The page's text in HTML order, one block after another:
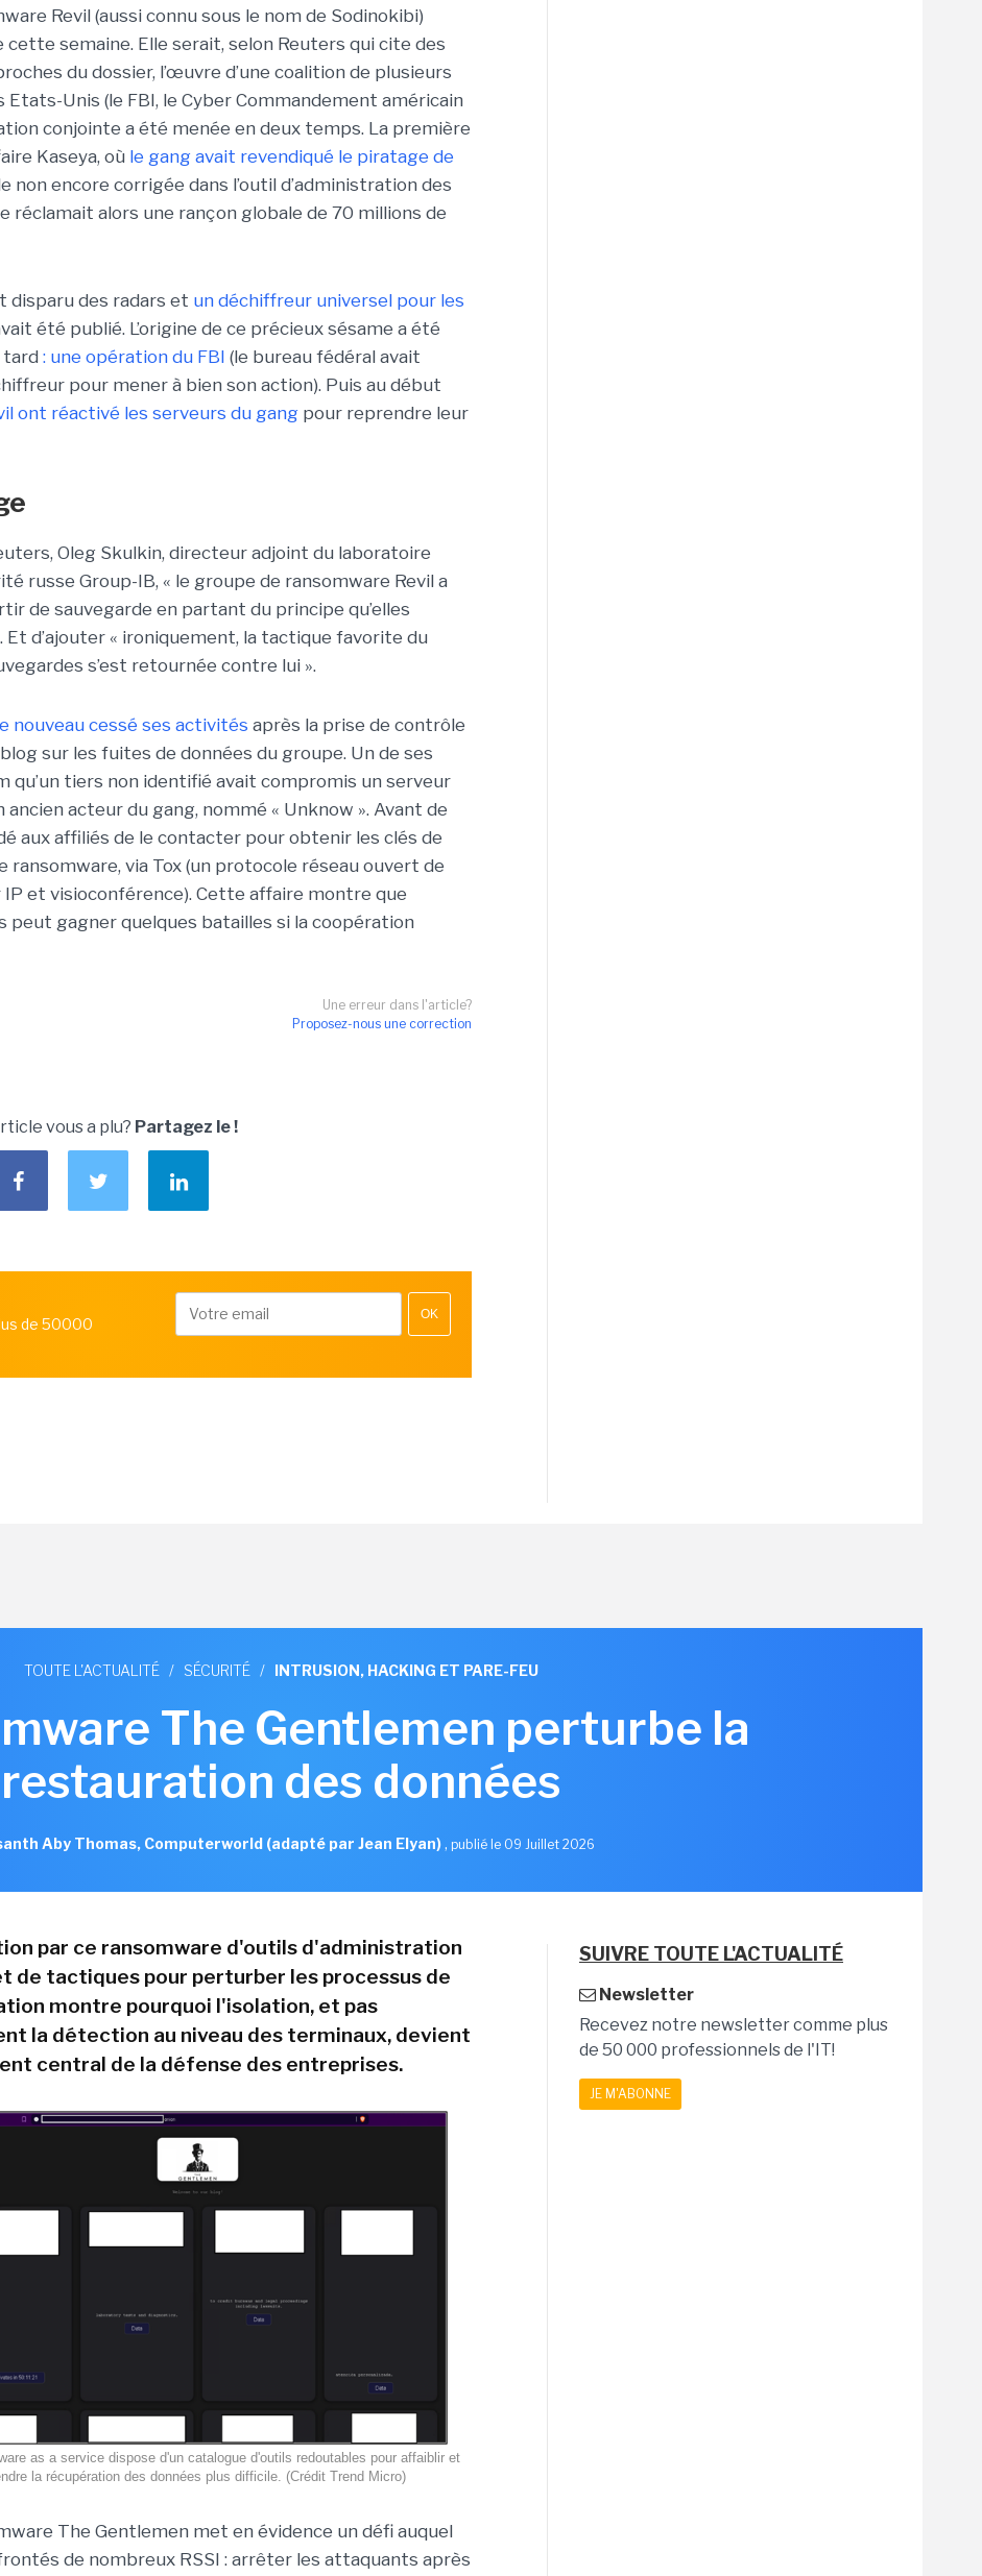
Revil (aussi connu sous le nom de Sodinokibi)
cette semaine. Elle serait, selon Reuters qui cite des
du dossier, l’œuvre d’une coalition de plusieurs
Unis (le FBI, le Cyber Commandement américain
conjointe a été menée en deux temps. La première
Kaseya, où le gang avait revendiqué le piratage de
non encore corrigée dans l’outil d’administration des
réclamait alors une rançon globale de 70 millions de
disparu des radars et un déchiffreur universel pour les
été publié. L’origine de ce précieux sésame a été
tard : une opération du FBI (le bureau fédéral avait
pour mener à bien son action). Puis au début
ont réactivé les serveurs du gang pour reprendre leur
Oleg Skulkin, directeur adjoint du laboratoire
russe Group-IB, « le groupe de ransomware Revil a
de sauvegarde en partant du principe qu’elles
Et d’ajouter « ironiquement, la tactique favorite du
s’est retournée contre lui ».
nouveau cessé ses activités après la prise de contrôle
sur les fuites de données du groupe. Un de ses
qu’un tiers non identifié avait compromis un serveur
ancien acteur du gang, nommé « Unknow ». Avant de
aux affiliés de le contacter pour obtenir les clés de
via Tox (un protocole réseau ouvert de
et visioconférence). Cette affaire montre que
peut gagner quelques batailles si la coopération
Une erreur dans l'article?
Proposez-nous une correction
vous a plu? Partagez le !
de 50000
OK
TOUTE L'ACTUALITÉ / SÉCURITÉ / INTRUSION, HACKING ET PARE-FEU
The Gentlemen perturbe la
restauration des données
Aby Thomas, Computerworld (adapté par Jean Elyan), publié le 09 Juillet 2026
par ce ransomware d'outils d'administration
de tactiques pour perturber les processus de
montre pourquoi l'isolation, et pas
la détection au niveau des terminaux, devient
central de la défense des entreprises.
as a service dispose d'un catalogue d'outils redoutables pour affaiblir et
la récupération des données plus difficile. (Crédit Trend Micro)
The Gentlemen met en évidence un défi auquel
de nombreux RSSI : arrêter les attaquants après
SUIVRE TOUTE L'ACTUALITÉ
Newsletter
Recevez notre newsletter comme plus
de 50 000 professionnels de l'IT!
JE M'ABONNE